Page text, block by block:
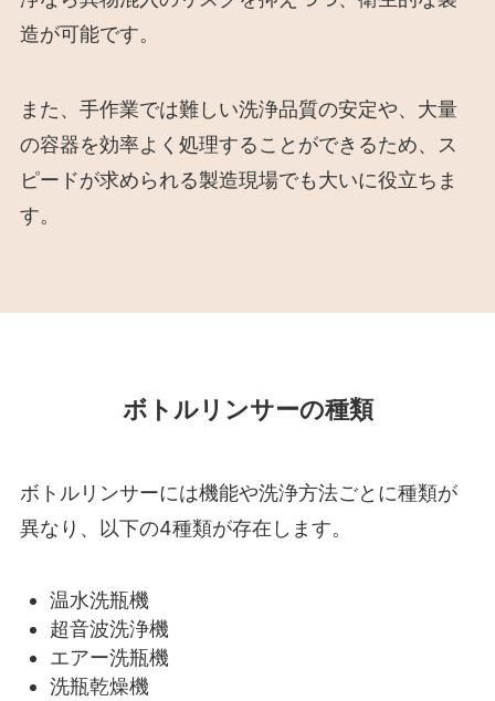
造が可能です。
また、手作業では難しい洗浄品質の安定や、大量
の容器を効率よく処理することができるため、ス
ピードが求められる製造現場でも大いに役立ちま
す。
ボトルリンサーの種類
ボトルリンサーには機能や洗浄方法ごとに種類が
異なり、以下の4種類が存在します。
温水洗瓶機
超音波洗浄機
エアー洗瓶機
洗瓶乾燥機